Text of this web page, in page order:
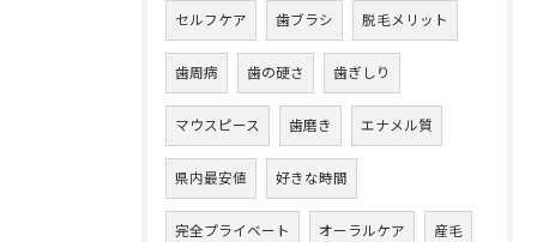
セルフケア 歯ブラシ 脱毛メリット
歯周病 歯の硬さ 歯ぎしり
マウスピース 歯磨き エナメル質
県内最安値 好きな時間
完全プライベート オーラルケア 産毛